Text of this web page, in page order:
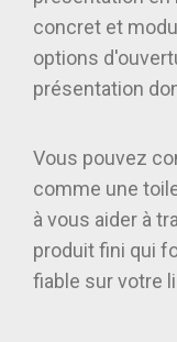
concret et
options
présentation
Vous pouvez
comme une
à vous aider à
produit fini qui
fiable sur votre